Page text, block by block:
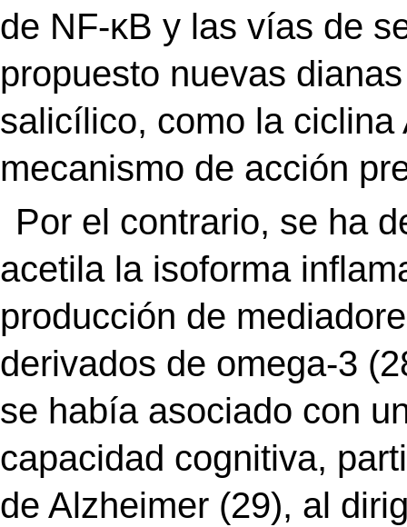
de NF-κB y las vías de
propuesto nuevas
salicílico, como la
mecanismo de acción
Por el contrario, se ha
acetila la isoforma
producción de
derivados de omega-3
se había asociado con
capacidad cognitiva,
de Alzheimer (29), al